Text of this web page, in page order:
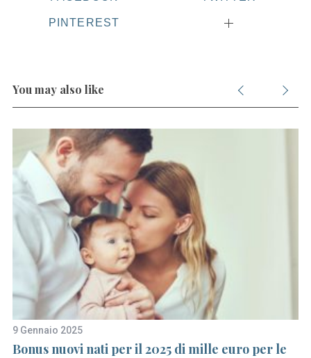
PINTEREST
You may also like
9 Gennaio 2025
Bonus nuovi nati per il 2025 di mille euro per le